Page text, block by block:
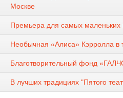
Москве
Премьера для самых маленьких
Необычная «Алиса» Кэрролла в
Благотворительный фонд
В лучших традициях "Пятого